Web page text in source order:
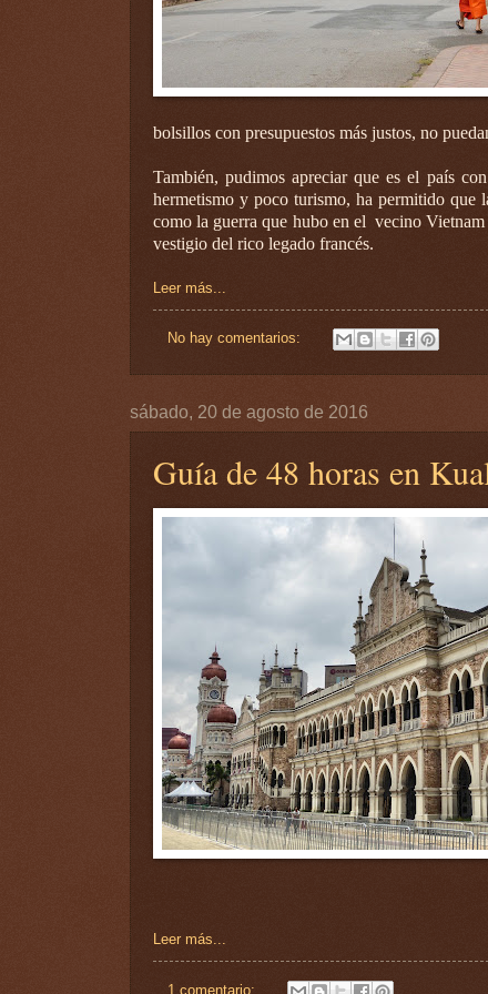
bolsillos con presupuestos más justos, no
También, pudimos apreciar que es el país
hermetismo y poco turismo, ha permitido que
como la guerra que hubo en el vecino
vestigio del rico legado francés.
Leer más...
No hay comentarios:
sábado, 20 de agosto de 2016
Guía de 48 horas en
Leer más...
1 comentario: